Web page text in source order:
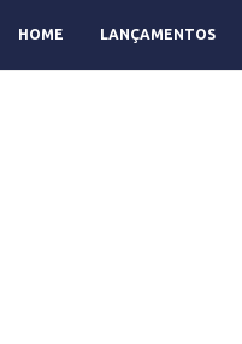
HOME LANÇAMENTOS